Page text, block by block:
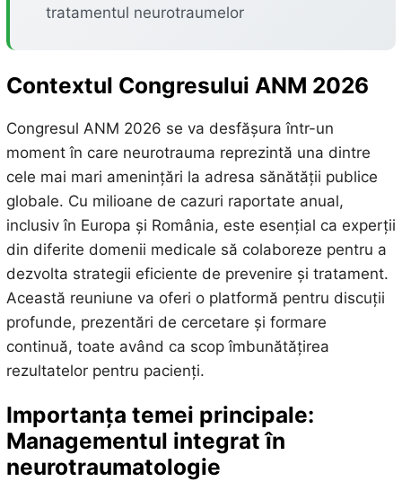
tratamentul neurotraumelor
Contextul Congresului ANM 2026
Congresul ANM 2026 se va desfășura într-un
moment în care neurotrauma reprezintă una dintre
cele mai mari amenințări la adresa sănătății publice
globale. Cu milioane de cazuri raportate anual,
inclusiv în Europa și România, este esențial ca experții
din diferite domenii medicale să colaboreze pentru a
dezvolta strategii eficiente de prevenire și tratament.
Această reuniune va oferi o platformă pentru discuții
profunde, prezentări de cercetare și formare
continuă, toate având ca scop îmbunătățirea
rezultatelor pentru pacienți.
Importanța temei principale:
Managementul integrat în
neurotraumatologie